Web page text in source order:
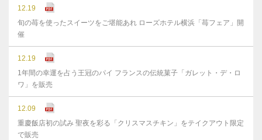
12.19
旬の苺を使ったスイーツをご堪能あれ ローズホテル横浜「苺フェア」開
催
12.19
1年間の幸運を占う王冠のパイ フランスの伝統菓子「ガレット・デ・ロ
ワ」を販売
12.09
重慶飯店初の試み 聖夜を彩る「クリスマスチキン」をテイクアウト限定
で販売